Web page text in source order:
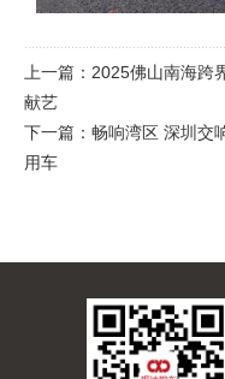
上一篇： 2025佛山南海跨
献艺
下一篇： 畅响湾区 深圳交
用车